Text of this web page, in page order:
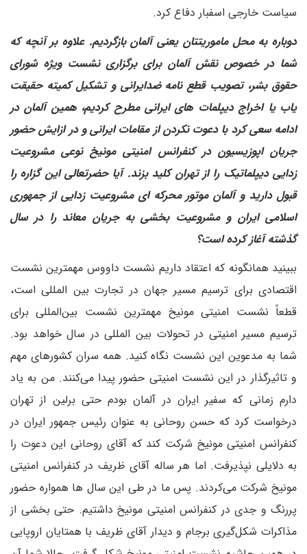
سیاست خارجی اسفبار دفاع کرد.
دوباره به محل ماموریتتان یعنی آلمان بازگردیم. علاوه بر آنچه که
شما در خصوص نقش آلمان برای برگزاری نشست ویژه شورای
حقوق بشر، تصویب قطع نامه ضدایرانی و تشکیل کمیته حقیقت
یاب یا اخراج دیپلمات های ایرانی مطرح کردیم، همین آلمان در
ادامه سعی کرد با دعوت نکردن از مقامات ایرانی و در ازایش حضور
جریان اپوزیسیون در کنفرانس امنیتی مونیخ نوعی مشروعیت
زدایی دیپلماتیک را از تهران کلید بزند. آیا حضرتعالی این گزاره را
قبول دارید و آلمان موتور محرکه ای مشروعیت زدایی از جمهوری
اسلامی ایران و مشروعیت بخشی به جریان معاند را در سال
گذشته آغاز کرده است؟
ببینید همانگونه که اعتقاد داریم نشست داووس مهمترین نشست
اقتصادی برای ترسیم مسیر جهان در تجارت بین المللی است،
قطعاً نشست امنیتی مونیخ مهمترین نشست بین‌المللی برای
ترسیم مسیر امنیتی در تحولات بین المللی در سال خواهد بود.
شما به مدعوین این نشست نگاه کنید. همه سران کشورهای مهم
و تاثیرگذار در این نشست امنیتی حضور پیدا می‌کنند. من به یاد
دارم زمانی که سفیر ایران در آلمان بودم حتی برلین از تهران
درخواست کرد که حسن روحانی به عنوان رئیس جمهور ایران در
کنفرانس امنیتی مونیخ شرکت کند که آقای روحانی این دعوت را
به دلایلی نپذیرفت. اما هر ساله آقای ظریف در کنفرانس امنیتی
مونیخ شرکت می‌کردند. پس ما در طی این سال ها همواره حضور
پررنگ و جدی در کنفرانس امنیتی مونیخ داشتیم. حتی بخشی از
مذاکرات شکل‌گیری برجام و دیدار آقای ظریف با همتایان اروپایی